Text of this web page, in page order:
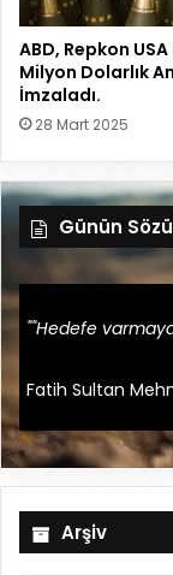
ABD, Repkon
Milyon Dolarlık
İmzaladı.
28 Mart 2025
Günün Sözü
""Hedefe
Fatih Sultan
Arşiv